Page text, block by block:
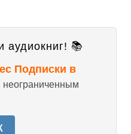
аудиокниг! 📚
Подписки в
неограниченным